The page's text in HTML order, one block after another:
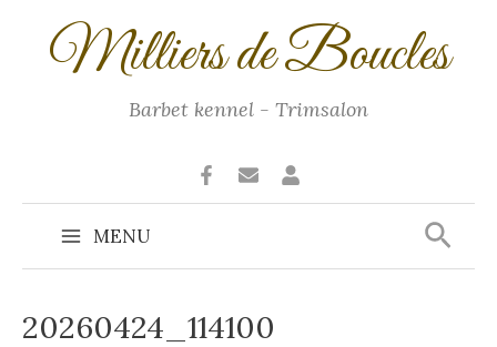
Milliers de Boucles
Barbet kennel - Trimsalon
Main
Menu
MENU
20260424_114100